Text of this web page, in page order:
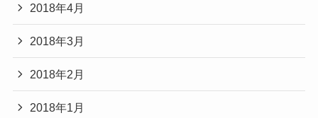
2018年4月
2018年3月
2018年2月
2018年1月